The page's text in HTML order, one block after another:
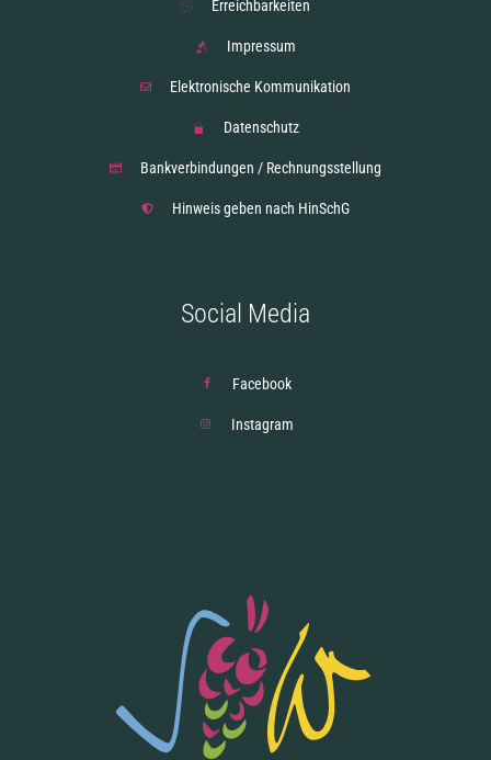
Erreichbarkeiten
Impressum
Elektronische Kommunikation
Datenschutz
Bankverbindungen / Rechnungsstellung
Hinweis geben nach HinSchG
Social Media
Facebook
Instagram